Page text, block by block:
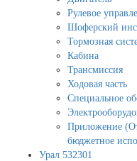
Рулевое
Шоферский
Тормозная
Кабина
Трансмиссия
Ходовая часть
Специальное
Приложение
бюджетное
Урал 532301